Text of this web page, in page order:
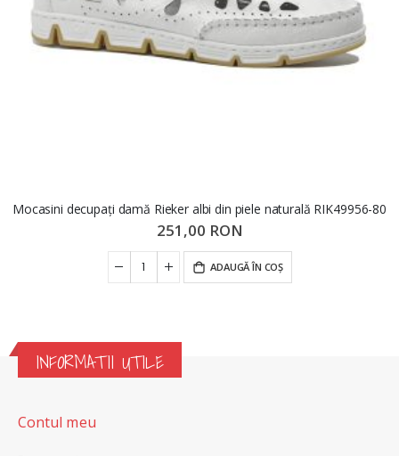
Mocasini decupați damă Rieker albi din piele naturală RIK49956-80
251,00 RON
ADAUGĂ ÎN COȘ
INFORMATII UTILE
Contul meu